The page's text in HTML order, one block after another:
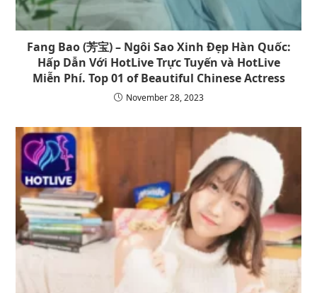
Fang Bao (芳宝) – Ngôi Sao Xinh Đẹp Hàn Quốc:
Hấp Dẫn Với HotLive Trực Tuyến và HotLive
Miễn Phí. Top 01 of Beautiful Chinese Actress
November 28, 2023